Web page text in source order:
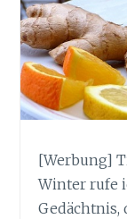
[Werbung]
Winter rufe
Gedächtnis,